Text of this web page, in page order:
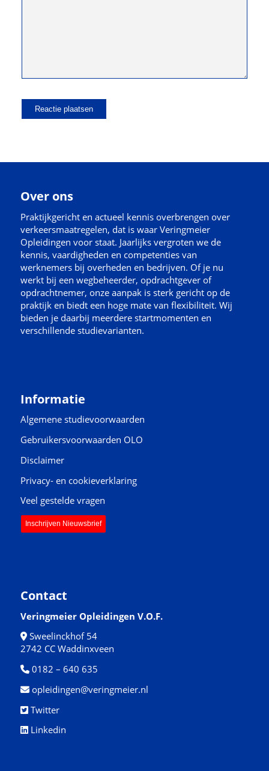
Over ons
Praktijkgericht en actueel kennis overbrengen over
verkeersmaatregelen, dat is waar Veringmeier
Opleidingen voor staat. Jaarlijks vergroten we de
kennis, vaardigheden en competenties van
werknemers bij overheden en bedrijven. Of je nu
werkt bij een wegbeheerder, opdrachtgever of
opdrachtnemer, onze aanpak is sterk gericht op de
praktijk en biedt een hoge mate van flexibiliteit. Wij
bieden je daarbij meerdere startmomenten en
verschillende studievarianten.
Informatie
Algemene studievoorwaarden
Gebruikersvoorwaarden OLO
Disclaimer
Privacy- en cookieverklaring
Veel gestelde vragen
Inschrijven Nieuwsbrief
Contact
Veringmeier Opleidingen V.O.F.
Sweelinckhof 54
2742 CC Waddinxveen
0182 – 640 635
opleidingen@veringmeier.nl
Twitter
Linkedin